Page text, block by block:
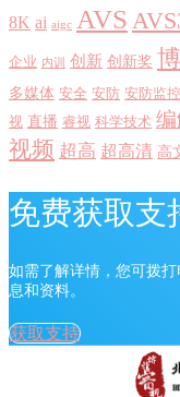
8K ai aigc AVS
企业 内训 创新 创新奖
多媒体 安全 安防 安防监控
视 直播 睿视 科学技术
视频 超高 超高清 高
免费获取支
如需了解详情，您可拨
息和资料。
获取支持